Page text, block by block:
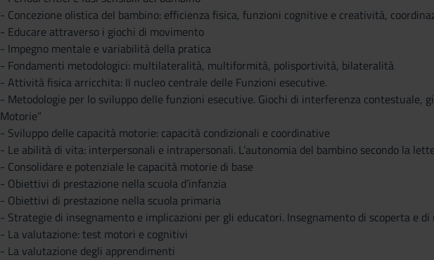
- Concezione olistica del bambino: efficienza fisica, funzioni cognitive e creatività,
- Educare attraverso i giochi di movimento
- Impegno mentale e variabilità della pratica
- Fondamenti metodologici: multilateralità, multiformità, polisportività, bilateralità
- Attività fisica arricchita: Il nucleo centrale delle Funzioni esecutive.
- Metodologie per lo sviluppo delle funzioni esecutive. Giochi di interferenza contestuale,
Motorie”
- Sviluppo delle capacità motorie: capacità condizionali e coordinative
- Le abilità di vita: interpersonali e intrapersonali. L’autonomia del bambino secondo la
- Consolidare e potenziale le capacità motorie di base
- Obiettivi di prestazione nella scuola d’infanzia
- Obiettivi di prestazione nella scuola primaria
- Strategie di insegnamento e implicazioni per gli educatori. Insegnamento di scoperta e di
- La valutazione: test motori e cognitivi
- La valutazione degli apprendimenti